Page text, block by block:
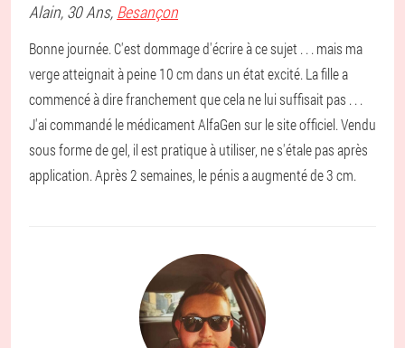
Alain, 30 Ans, Besançon
Bonne journée. C'est dommage d'écrire à ce sujet . . . mais ma
verge atteignait à peine 10 cm dans un état excité. La fille a
commencé à dire franchement que cela ne lui suffisait pas . . .
J'ai commandé le médicament AlfaGen sur le site officiel. Vendu
sous forme de gel, il est pratique à utiliser, ne s'étale pas après
application. Après 2 semaines, le pénis a augmenté de 3 cm.